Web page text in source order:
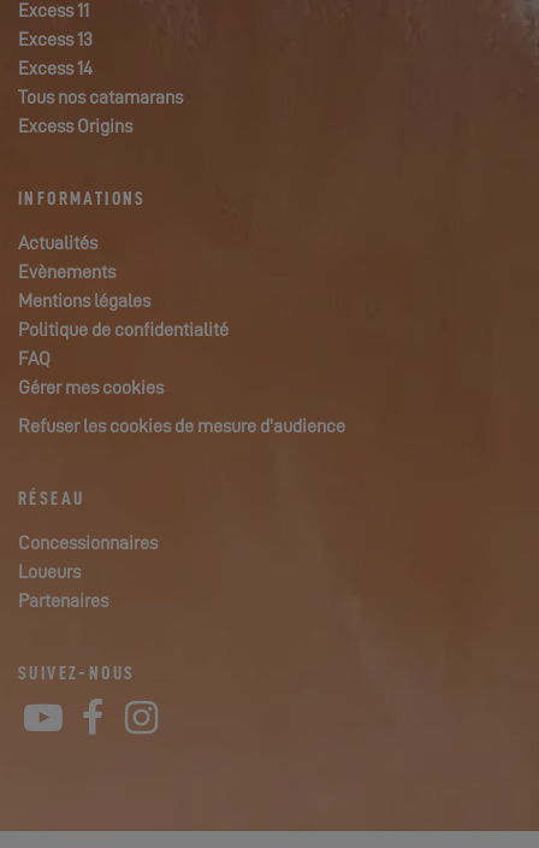
Excess 11
Excess 13
Excess 14
Tous nos catamarans
Excess Origins
INFORMATIONS
Actualités
Evènements
Mentions légales
Politique de confidentialité
FAQ
Gérer mes cookies
Refuser les cookies de mesure d'audience
RÉSEAU
Concessionnaires
Loueurs
Partenaires
SUIVEZ-NOUS
YouTube
Facebook
Instagram